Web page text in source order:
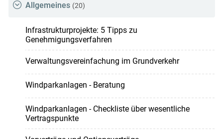
Allgemeines (20)
Infrastrukturprojekte: 5 Tipps zu
Genehmigungsverfahren
Verwaltungsvereinfachung im Grundverkehr
Windparkanlagen - Beratung
Windparkanlagen - Checkliste über wesentliche
Vertragspunkte